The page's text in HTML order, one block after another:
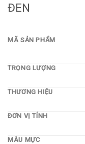
ĐEN
MÃ SẢN PHẨM
TRỌNG LƯỢNG
THƯƠNG HIỆU
ĐƠN VỊ TÍNH
MÀU MỰC